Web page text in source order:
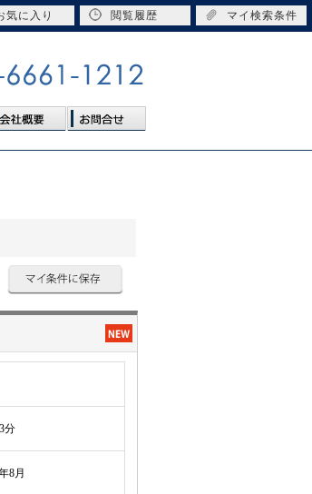
分
8月
気に入り 閲覧履歴 マイ検索条件